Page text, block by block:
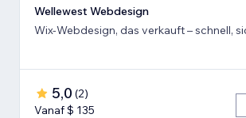
Wellewest Webdesign
Wix-Webdesign, das verkauft – schnell,
5,0 (2)
Vanaf $ 135